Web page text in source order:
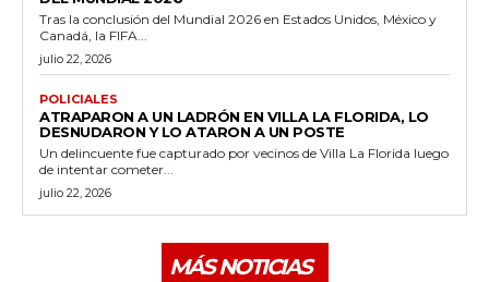
Tras la conclusión del Mundial 2026 en Estados Unidos, México y
Canadá, la FIFA...
julio 22, 2026
POLICIALES
ATRAPARON A UN LADRÓN EN VILLA LA FLORIDA, LO
DESNUDARON Y LO ATARON A UN POSTE
Un delincuente fue capturado por vecinos de Villa La Florida luego
de intentar cometer...
julio 22, 2026
MÁS NOTICIAS